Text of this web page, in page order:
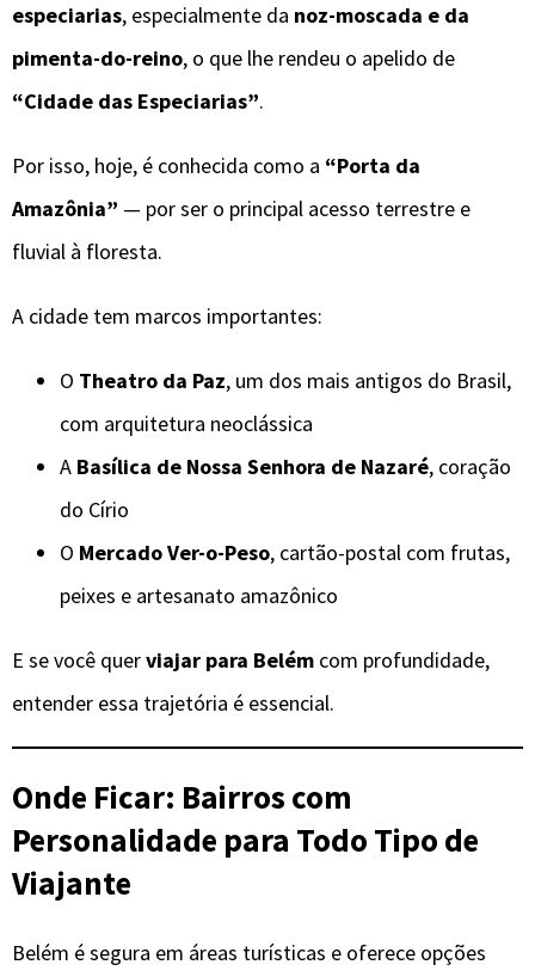
especiarias, especialmente da noz-moscada e da
pimenta-do-reino, o que lhe rendeu o apelido de
“Cidade das Especiarias”.
Por isso, hoje, é conhecida como a “Porta da
Amazônia” — por ser o principal acesso terrestre e
fluvial à floresta.
A cidade tem marcos importantes:
O Theatro da Paz, um dos mais antigos do Brasil,
com arquitetura neoclássica
A Basílica de Nossa Senhora de Nazaré, coração
do Círio
O Mercado Ver-o-Peso, cartão-postal com frutas,
peixes e artesanato amazônico
E se você querviajar para Belém com profundidade,
entender essa trajetória é essencial.
Onde Ficar: Bairros com
Personalidade para Todo Tipo de
Viajante
Belém é segura em áreas turísticas e oferece opções